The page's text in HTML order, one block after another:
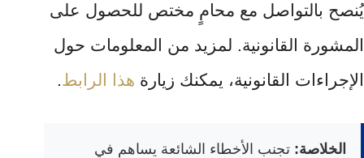
يُنصح بالتواصل مع محامٍ مختص للحصول على
المشورة القانونية. لمزيد من المعلومات حول
الإجراءات القانونية، يمكنك زيارة هذا الرابط.
الخلاصة: تجنب الأخطاء الشائعة يساهم في